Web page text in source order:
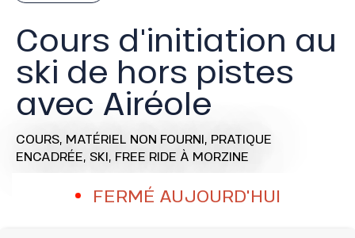
Cours d'initiation au
ski de hors pistes
avec Airéole
COURS, MATÉRIEL NON FOURNI, PRATIQUE
ENCADRÉE, SKI, FREE RIDE À MORZINE
FERMÉ AUJOURD'HUI